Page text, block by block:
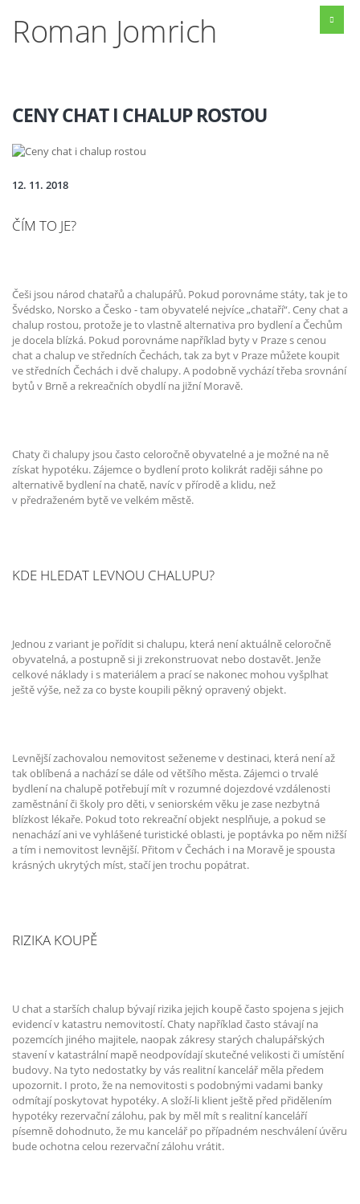
Roman Jomrich
CENY CHAT I CHALUP ROSTOU
12. 11. 2018
ČÍM TO JE?
Češi jsou národ chatařů a chalupářů. Pokud porovnáme státy, tak je to
Švédsko, Norsko a Česko - tam obyvatelé nejvíce „chataří“. Ceny chat a
chalup rostou, protože je to vlastně alternativa pro bydlení a Čechům
je docela blízká. Pokud porovnáme například byty v Praze s cenou
chat a chalup ve středních Čechách, tak za byt v Praze můžete koupit
ve středních Čechách i dvě chalupy. A podobně vychází třeba srovnání
bytů v Brně a rekreačních obydlí na jižní Moravě.
Chaty či chalupy jsou často celoročně obyvatelné a je možné na ně
získat hypotéku. Zájemce o bydlení proto kolikrát raději sáhne po
alternativě bydlení na chatě, navíc v přírodě a klidu, než
v předraženém bytě ve velkém městě.
KDE HLEDAT LEVNOU CHALUPU?
Jednou z variant je pořídit si chalupu, která není aktuálně celoročně
obyvatelná, a postupně si ji zrekonstruovat nebo dostavět. Jenže
celkové náklady i s materiálem a prací se nakonec mohou vyšplhat
ještě výše, než za co byste koupili pěkný opravený objekt.
Levnější zachovalou nemovitost seženeme v destinaci, která není až
tak oblíbená a nachází se dále od většího města. Zájemci o trvalé
bydlení na chalupě potřebují mít v rozumné dojezdové vzdálenosti
zaměstnání či školy pro děti, v seniorském věku je zase nezbytná
blízkost lékaře. Pokud toto rekreační objekt nesplňuje, a pokud se
nenachází ani ve vyhlášené turistické oblasti, je poptávka po něm nižší
a tím i nemovitost levnější. Přitom v Čechách i na Moravě je spousta
krásných ukrytých míst, stačí jen trochu popátrat.
RIZIKA KOUPĚ
U chat a starších chalup bývají rizika jejich koupě často spojena s jejich
evidencí v katastru nemovitostí. Chaty například často stávají na
pozemcích jiného majitele, naopak zákresy starých chalupářských
stavení v katastrální mapě neodpovídají skutečné velikosti či umístění
budovy. Na tyto nedostatky by vás realitní kancelář měla předem
upozornit. I proto, že na nemovitosti s podobnými vadami banky
odmítají poskytovat hypotéky. A složí-li klient ještě před přidělením
hypotéky rezervační zálohu, pak by měl mít s realitní kanceláří
písemně dohodnuto, že mu kancelář po případném neschválení úvěru
bude ochotna celou rezervační zálohu vrátit.